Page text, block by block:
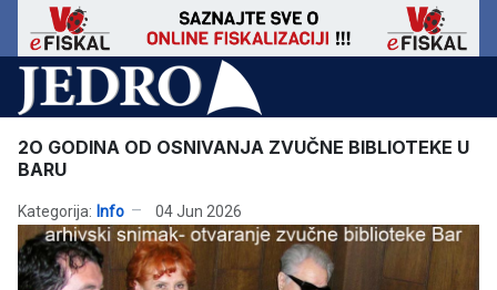
2O GODINA OD OSNIVANJA ZVUČNE BIBLIOTEKE U
BARU
Kategorija: Info 04 Jun 2026